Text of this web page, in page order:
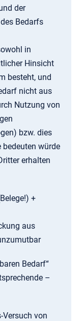
der
Bedarfs
in
Hinsicht
besteht, und
nicht aus
Nutzung von
bzw. dies
würde
erhalten
+
aus
Bedarf“
–
Versuch von